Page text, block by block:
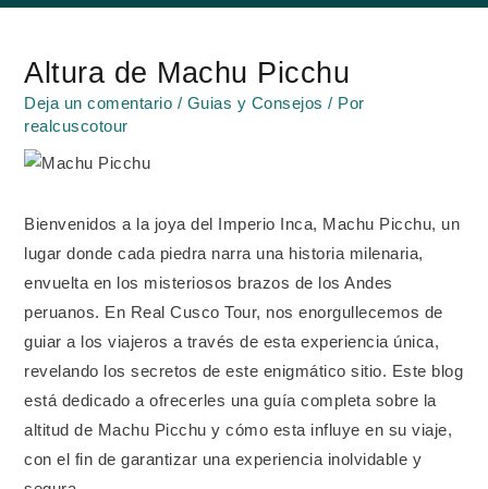
Altura de Machu Picchu
Deja un comentario / Guias y Consejos / Por
realcuscotour
Bienvenidos a la joya del Imperio Inca, Machu Picchu, un
lugar donde cada piedra narra una historia milenaria,
envuelta en los misteriosos brazos de los Andes
peruanos. En Real Cusco Tour, nos enorgullecemos de
guiar a los viajeros a través de esta experiencia única,
revelando los secretos de este enigmático sitio. Este blog
está dedicado a ofrecerles una guía completa sobre la
altitud de Machu Picchu y cómo esta influye en su viaje,
con el fin de garantizar una experiencia inolvidable y
entradas